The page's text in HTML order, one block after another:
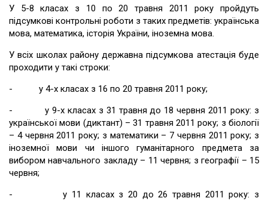
У 5-8 класах з 10 по 20 травня 2011 року пройдуть
підсумкові контрольні роботи з таких предметів: українська
мова, математика, історія України, іноземна мова.
У всіх школах району державна підсумкова атестація буде
проходити у такі строки:
- у 4-х класах з 16 по 20 травня 2011 року;
- у 9-х класах з 31 травня до 18 червня 2011 року: з
української мови (диктант) – 31 травня 2011 року; з біології
– 4 червня 2011 року; з математики – 7 червня 2011 року; з
іноземної мови чи іншого гуманітарного предмета за
вибором навчального закладу – 11 червня; з географії – 15
червня;
- у 11 класах з 20 до 26 травня 2011 року: з